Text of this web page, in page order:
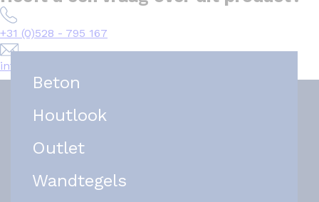
+31 (0)528 - 795 167
info@het-tegelplein.nl
Beton
Houtlook
Outlet
Wandtegels